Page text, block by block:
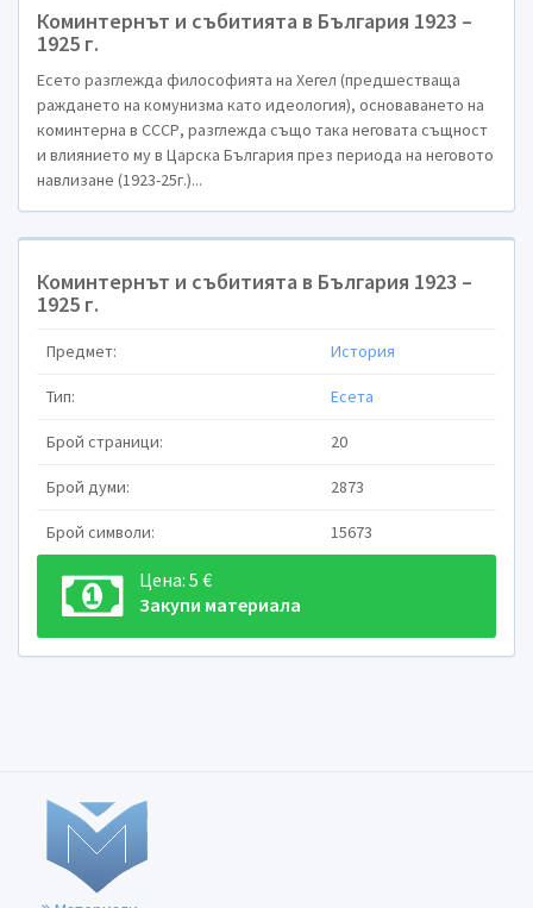
Писмена работа
„Коминтернът и
„Коминтернът, СССР
Коминтернът и събитията в България 1923 –
1925 г.
Есето разглежда философията на Хегел (предшестваща
раждането на комунизма като идеология), основаването на
коминтерна в СССР, разглежда също така неговата същност
и влиянието му в Царска България през периода на неговото
навлизане (1923-25г.)...
Коминтернът и събитията в България 1923 –
1925 г.
Предмет: История
Тип: Есета
Брой страници: 20
Брой думи: 2873
Брой символи: 15673
Цена: 5 €
Закупи материала